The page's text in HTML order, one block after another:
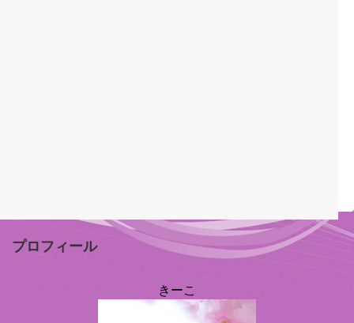
プロフィール
きーこ